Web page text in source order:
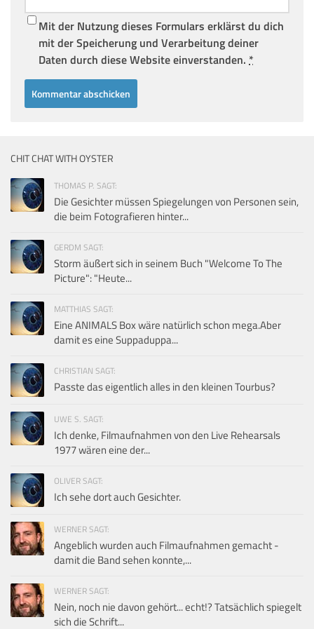
Mit der Nutzung dieses Formulars erklärst du dich
mit der Speicherung und Verarbeitung deiner
Daten durch diese Website einverstanden. *
CHIT CHAT WITH OYSTER
THOMAS P. SAGT:
Die Gesichter müssen Spiegelungen von Personen sein,
die beim Fotografieren hinter...
GERDM SAGT:
Storm äußert sich in seinem Buch "Welcome To The
Picture": "Heute...
MATTHIAS SAGT:
Eine ANIMALS Box wäre natürlich schon mega.Aber
damit es eine Suppaduppa...
CHRISTIAN SAGT:
Passte das eigentlich alles in den kleinen Tourbus?
UWE S. SAGT:
Ich denke, Filmaufnahmen von den Live Rehearsals
1977 wären eine der...
OLIVER SAGT:
Ich sehe dort auch Gesichter.
WERNER SAGT:
Angeblich wurden auch Filmaufnahmen gemacht -
damit die Band sehen konnte,...
WERNER SAGT:
Nein, noch nie davon gehört... echt!? Tatsächlich spiegelt
sich die Schrift...